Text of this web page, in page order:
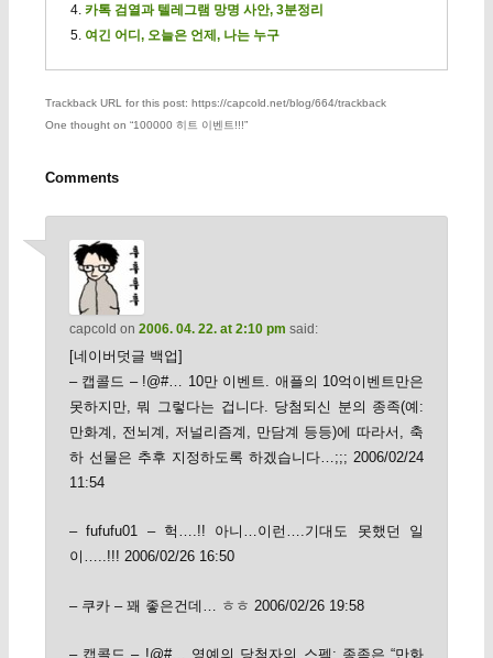
카톡 검열과 텔레그램 망명 사안, 3분정리
여긴 어디, 오늘은 언제, 나는 누구
Trackback URL for this post: https://capcold.net/blog/664/trackback
One thought on “100000 히트 이벤트!!!”
Comments
capcold on 2006. 04. 22. at 2:10 pm said:
[네이버덧글 백업]
– 캡콜드 – !@#… 10만 이벤트. 애플의 10억이벤트만은
못하지만, 뭐 그렇다는 겁니다. 당첨되신 분의 종족(예:
만화계, 전뇌계, 저널리즘계, 만담계 등등)에 따라서, 축
하 선물은 추후 지정하도록 하겠습니다…;;; 2006/02/24
11:54
– fufufu01 – 헉….!! 아니…이런….기대도 못했던 일
이…..!!! 2006/02/26 16:50
– 쿠카 – 꽤 좋은건데… ㅎㅎ 2006/02/26 19:58
– 캡콜드 – !@#… 영예의 당첨자의 스펙: 종족은 “만화